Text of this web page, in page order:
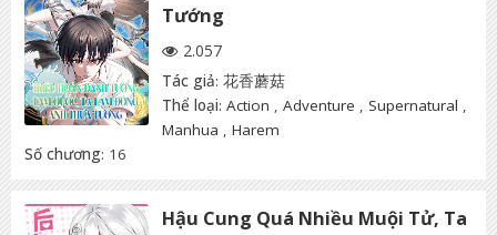
Tướng
2.057
Tác giả: 花香蘑菇
Thể loại: Action , Adventure , Supernatural ,
Manhua , Harem
Số chương: 16
Hậu Cung Quá Nhiều Muội Tử, Ta